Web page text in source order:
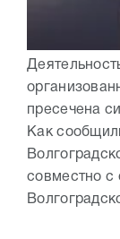
пресечена
Как
совместно